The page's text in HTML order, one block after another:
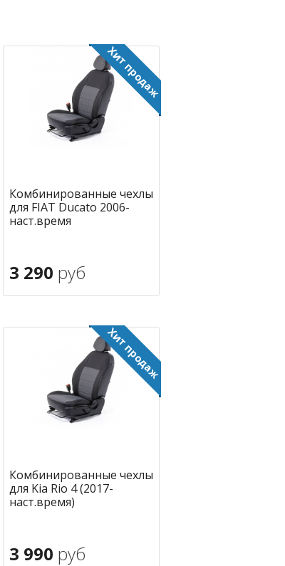
Комбинированные чехлы
для FIAT Ducato 2006-
наст.время
3 290 руб
Комбинированные чехлы
для Kia Rio 4 (2017-
наст.время)
3 990 руб